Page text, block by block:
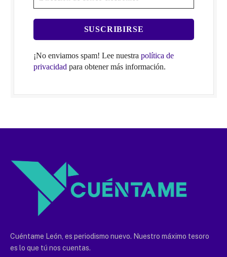
¡No enviamos spam! Lee nuestra política de
privacidad para obtener más información.
Cuéntame León, es periodismo nuevo. Nuestro máximo tesoro
es lo que tú nos cuentas.